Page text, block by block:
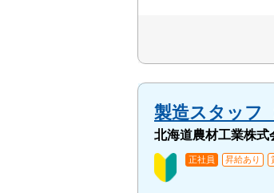
製造スタッフ
北海道農材工業株式
正社員 昇給あり